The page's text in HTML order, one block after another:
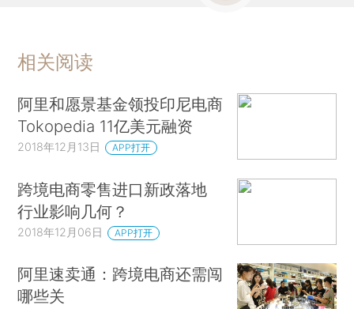
相关阅读
阿里和愿景基金领投印尼电商
Tokopedia 11亿美元融资
2018年12月13日 APP打开
跨境电商零售进口新政落地
行业影响几何？
2018年12月06日 APP打开
阿里速卖通：跨境电商还需闯
哪些关